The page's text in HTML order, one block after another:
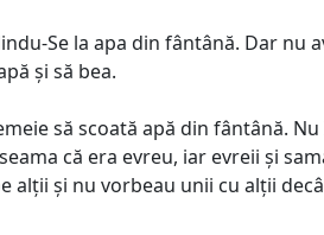
Se la apa din fântână. Dar nu
și să bea.
să scoată apă din fântână. Nu
că era evreu, iar evreii și
alții și nu vorbeau unii cu alții